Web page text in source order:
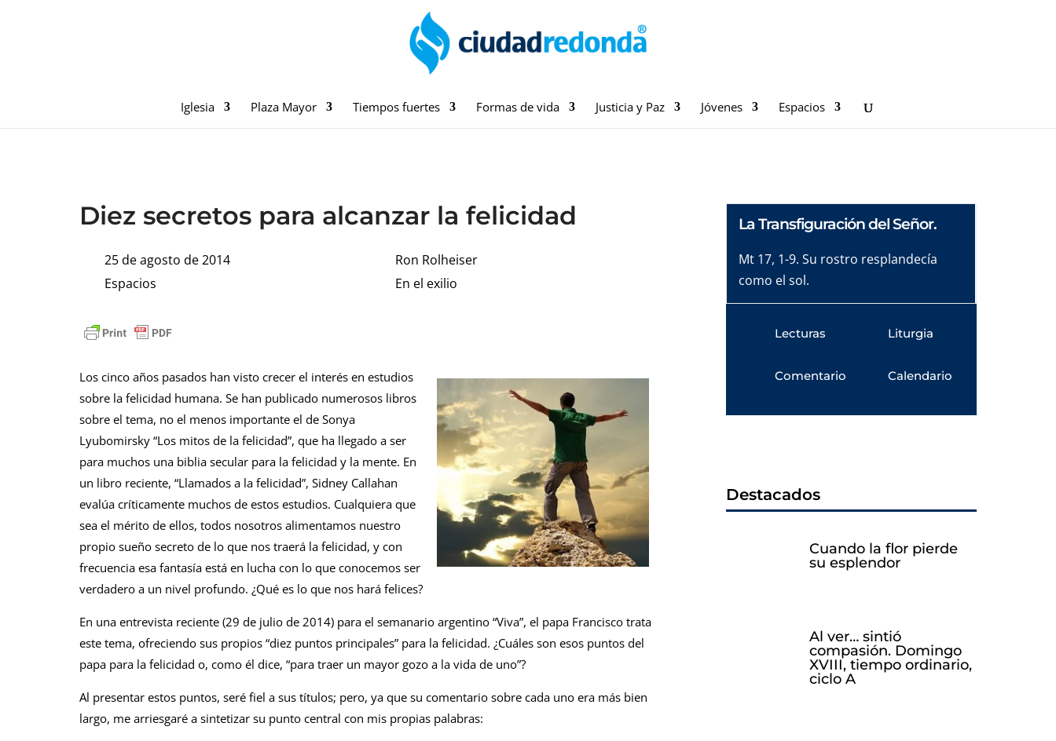
Iglesia Plaza Mayor Tiempos fuertes Formas de vida Justicia y Paz Jóvenes Espacios
Diez secretos para alcanzar la felicidad
25 de agosto de 2014
Espacios
Ron Rolheiser
En el exilio
Los cinco años pasados han visto crecer el interés en estudios
sobre la felicidad humana. Se han publicado numerosos libros
sobre el tema, no el menos importante el de Sonya
Lyubomirsky “Los mitos de la felicidad”, que ha llegado a ser
para muchos una biblia secular para la felicidad y la mente. En
un libro reciente, “Llamados a la felicidad”, Sidney Callahan
evalúa críticamente muchos de estos estudios. Cualquiera que
sea el mérito de ellos, todos nosotros alimentamos nuestro
propio sueño secreto de lo que nos traerá la felicidad, y con
frecuencia esa fantasía está en lucha con lo que conocemos ser
verdadero a un nivel profundo. ¿Qué es lo que nos hará felices?
En una entrevista reciente (29 de julio de 2014) para el semanario argentino “Viva”, el papa Francisco trata
este tema, ofreciendo sus propios “diez puntos principales” para la felicidad. ¿Cuáles son esos puntos del
papa para la felicidad o, como él dice, “para traer un mayor gozo a la vida de uno”?
Al presentar estos puntos, seré fiel a sus títulos; pero, ya que su comentario sobre cada uno era más bien
largo, me arriesgaré a sintetizar su punto central con mis propias palabras:
La Transfiguración del Señor.
Mt 17, 1-9. Su rostro resplandecía
como el sol.
Lecturas
Comentario
Liturgia
Calendario
Destacados
Cuando la flor pierde
su esplendor
Al ver… sintió
compasión. Domingo
XVIII, tiempo ordinario,
ciclo A